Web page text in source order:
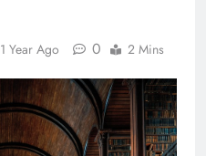
1 Year Ago 0 2 Mins